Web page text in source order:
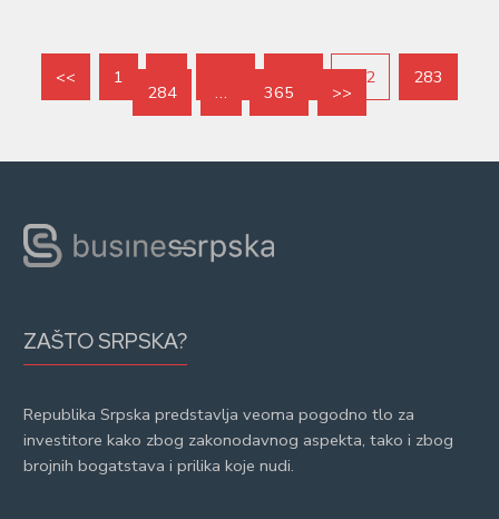
<< 1 282 283
284 … 365 >>
ZAŠTO SRPSKA?
Republika Srpska predstavlja veoma pogodno tlo za
investitore kako zbog zakonodavnog aspekta, tako i zbog
brojnih bogatstava i prilika koje nudi.